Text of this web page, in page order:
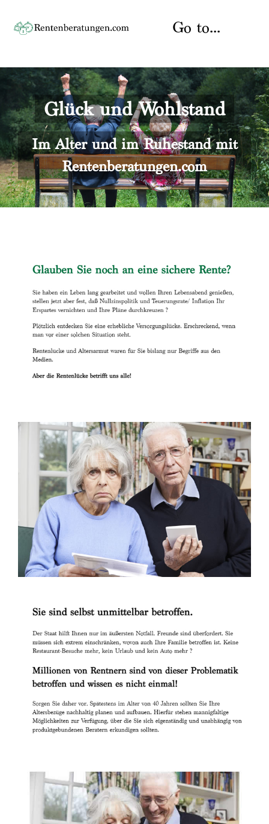
content
Go to...
Startseite
Rente
Rentenberater
Rentenversicherung
Versicherungsberatung
Über uns
Kontakt
Glück und Wohlstand
Im Alter und im Ruhestand mit
Rentenberatungen.com